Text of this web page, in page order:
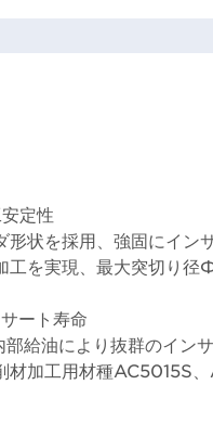
定性
形状を採用、強固にイン
工を実現、最大突切り
ート寿命
給油により抜群のイン
材加工用材種AC5015S